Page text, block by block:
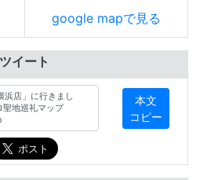
google mapで見る
ツイート
本文
コピー